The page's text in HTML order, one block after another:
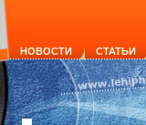
НОВОСТИ СТАТЬИ